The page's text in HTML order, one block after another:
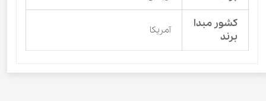
کشور مبدا
برند
آمریکا